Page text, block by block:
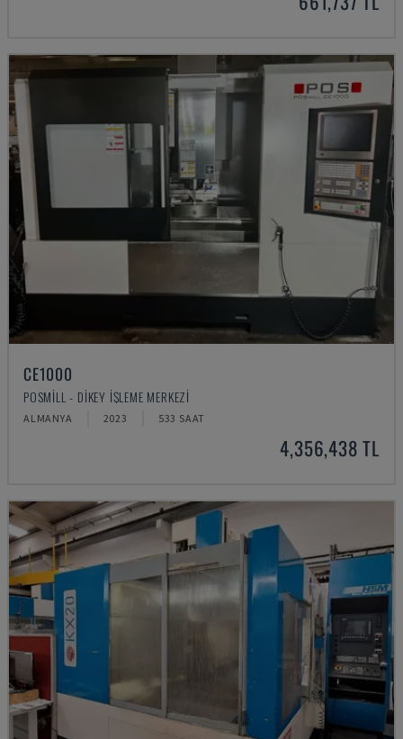
CE1000
POSMILL - DIKEY İŞLEME MERKEZI
ALMANYA 2023 533 SAAT
4,356,438 TL